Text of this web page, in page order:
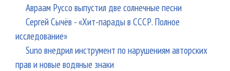
Авраам Руссо выпустил две солнечные песни
Сергей Сычёв - «Хит-парады в СССР. Полное
исследование»
Suno внедрил инструмент по нарушениям авторских
прав и новые водяные знаки